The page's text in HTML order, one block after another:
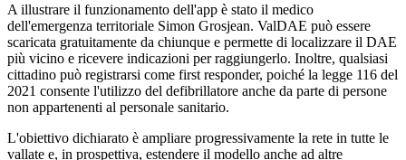
A illustrare il funzionamento dell'app è stato il medico
dell'emergenza territoriale Simon Grosjean. ValDAE può essere
scaricata gratuitamente da chiunque e permette di localizzare il DAE
più vicino e ricevere indicazioni per raggiungerlo. Inoltre, qualsiasi
cittadino può registrarsi come first responder, poiché la legge 116 del
2021 consente l'utilizzo del defibrillatore anche da parte di persone
non appartenenti al personale sanitario.
L'obiettivo dichiarato è ampliare progressivamente la rete in tutte le
vallate e, in prospettiva, estendere il modello anche ad altre